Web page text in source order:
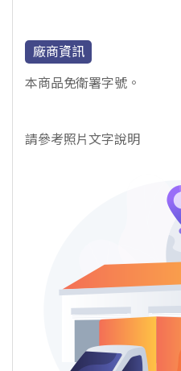
廠商資訊
本商品免衛署字號。
請參考照片文字說明